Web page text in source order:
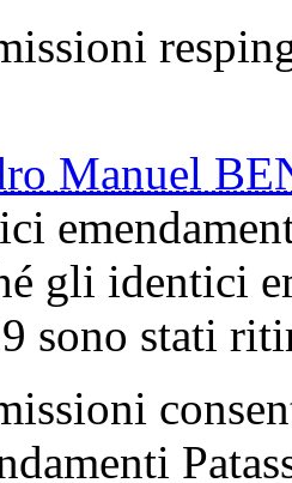
Manuel
gli identici
sono stati